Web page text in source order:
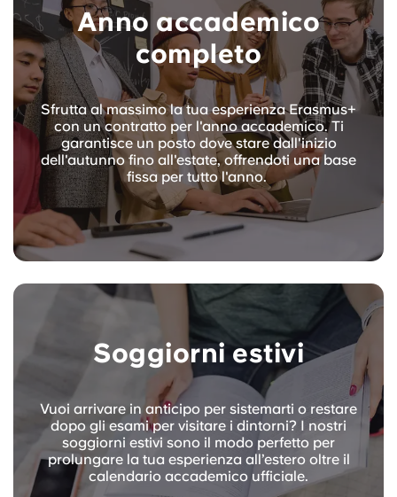
Anno accademico
completo
Sfrutta al massimo la tua esperienza Erasmus+
con un contratto per l'anno accademico. Ti
garantisce un posto dove stare dall'inizio
dell'autunno fino all'estate, offrendoti una base
fissa per tutto l'anno.
Soggiorni estivi
Vuoi arrivare in anticipo per sistemarti o restare
dopo gli esami per visitare i dintorni? I nostri
soggiorni estivi sono il modo perfetto per
prolungare la tua esperienza all’estero oltre il
calendario accademico ufficiale.